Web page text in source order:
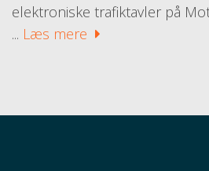
elektroniske trafiktavler på
... Læs mere